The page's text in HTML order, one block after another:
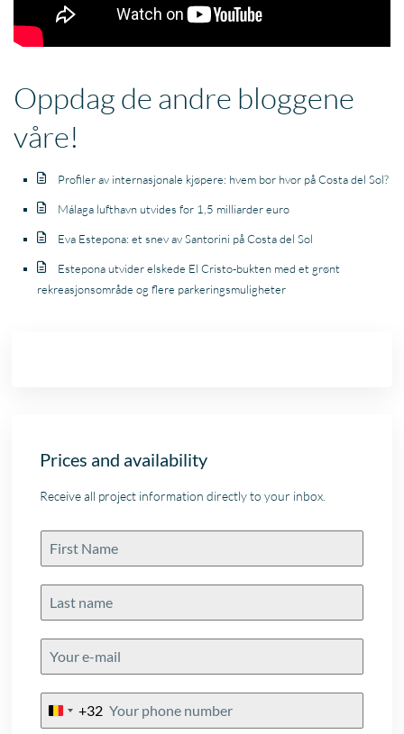
Oppdag de andre bloggene
våre!
Profiler av internasjonale kjøpere: hvem bor hvor på Costa del Sol?
Málaga lufthavn utvides for 1,5 milliarder euro
Eva Estepona: et snev av Santorini på Costa del Sol
Estepona utvider elskede El Cristo-bukten med et grønt
rekreasjonsområde og flere parkeringsmuligheter
Prices and availability
Receive all project information directly to your inbox.
Belgium
+32